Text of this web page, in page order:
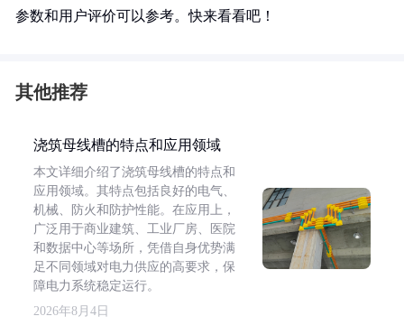
参数和用户评价可以参考。快来看看吧！
其他推荐
浇筑母线槽的特点和应用领域
本文详细介绍了浇筑母线槽的特点和
应用领域。其特点包括良好的电气、
机械、防火和防护性能。在应用上，
广泛用于商业建筑、工业厂房、医院
和数据中心等场所，凭借自身优势满
足不同领域对电力供应的高要求，保
障电力系统稳定运行。
2026年8月4日